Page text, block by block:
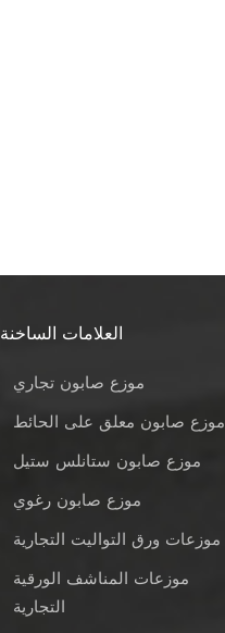
العلامات الساخنة
موزع صابون تجاري
موزع صابون معلق على الحائط
موزع صابون ستانلس ستيل
موزع صابون رغوي
موزعات ورق التواليت التجارية
موزعات المناشف الورقية
التجارية